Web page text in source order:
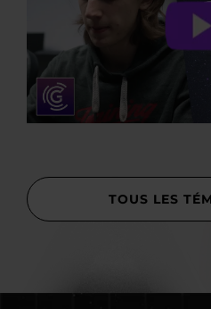
TOUS LES